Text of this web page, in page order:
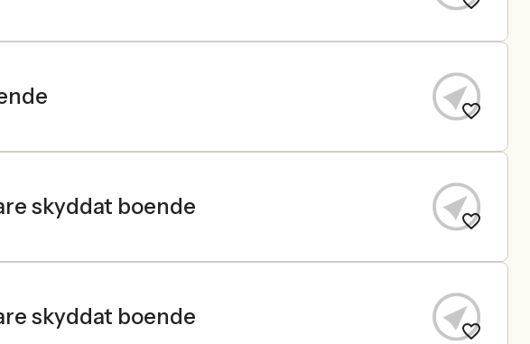
skyddat boende
skyddat boende